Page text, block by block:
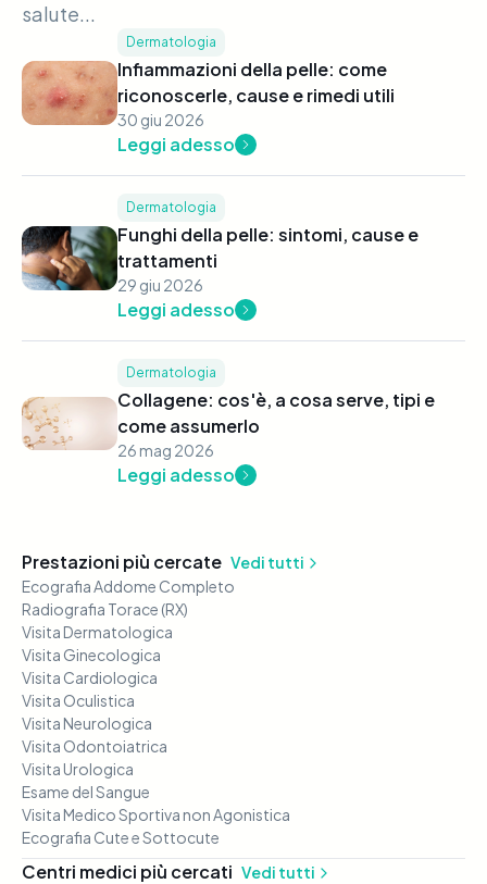
salute...
Dermatologia
Infiammazioni della pelle: come
riconoscerle, cause e rimedi utili
30 giu 2026
Leggi adesso
Dermatologia
Funghi della pelle: sintomi, cause e
trattamenti
29 giu 2026
Leggi adesso
Dermatologia
Collagene: cos'è, a cosa serve, tipi e
come assumerlo
26 mag 2026
Leggi adesso
Prestazioni più cercate Vedi tutti
Ecografia Addome Completo
Radiografia Torace (RX)
Visita Dermatologica
Visita Ginecologica
Visita Cardiologica
Visita Oculistica
Visita Neurologica
Visita Odontoiatrica
Visita Urologica
Esame del Sangue
Visita Medico Sportiva non Agonistica
Ecografia Cute e Sottocute
Centri medici più cercati Vedi tutti